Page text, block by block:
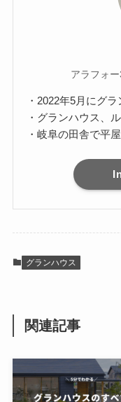
アラフォ
・2022年5月にグ
・グランハウス、
・岐阜の田舎で平
グランハウス
関連記事